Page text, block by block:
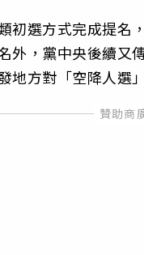
初選方式完成提名
外，黨中央後續又
地方對「空降人選